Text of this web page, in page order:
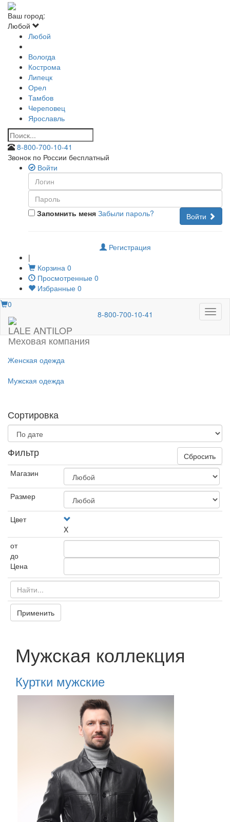
Ваш город:
Любой
Любой
Вологда
Кострома
Липецк
Орел
Тамбов
Череповец
Ярославль
8-800-700-10-41
Звонок по России бесплатный
Войти
Запомнить меня Войти
Забыли пароль?
Регистрация
|
Корзина 0
Просмотренные 0
Избранные 0
Меню
0
LALE ANTILOP
Меховая компания
8-800-700-10-41
Женская одежда
Мужская одежда
Сортировка
Фильтр
Сбросить
Магазин
Размер
Цвет
X
от
до
Цена
Применить
Мужская коллекция
Куртки мужские